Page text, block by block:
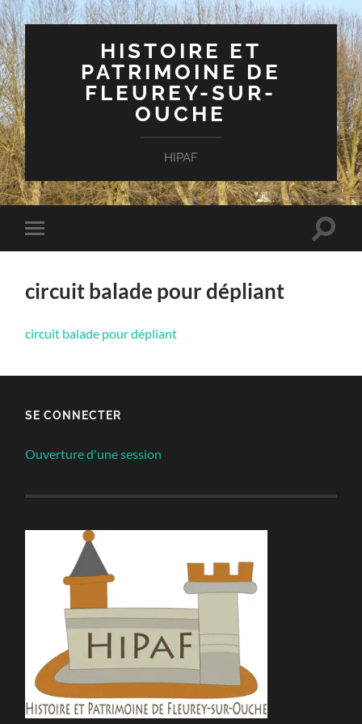
HISTOIRE ET
PATRIMOINE DE
FLEUREY-SUR-
OUCHE
HIPAF
Toggle
mobile
Toggle
circuit balade pour dépliant
circuit balade pour dépliant
SE CONNECTER
Ouverture d'une session